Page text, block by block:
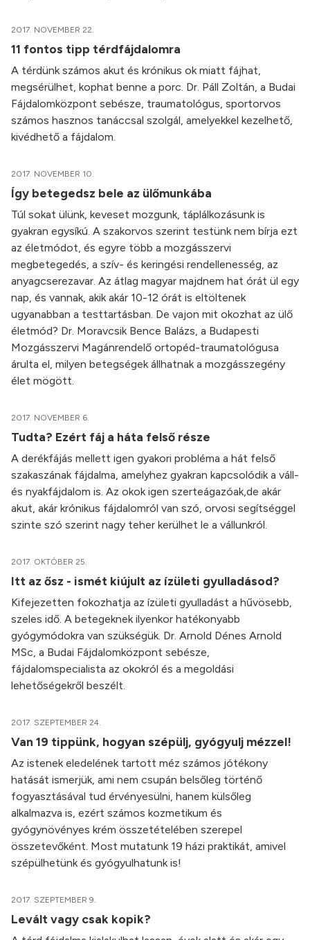
2017. NOVEMBER 22.
11 fontos tipp térdfájdalomra
A térdünk számos akut és krónikus ok miatt fájhat,
megsérülhet, kophat benne a porc. Dr. Páll Zoltán, a Budai
Fájdalomközpont sebésze, traumatológus, sportorvos
számos hasznos tanáccsal szolgál, amelyekkel kezelhető,
kivédhető a fájdalom.
2017. NOVEMBER 10.
Így betegedsz bele az ülőmunkába
Túl sokat ülünk, keveset mozgunk, táplálkozásunk is
gyakran egysíkú. A szakorvos szerint testünk nem bírja ezt
az életmódot, és egyre több a mozgásszervi
megbetegedés, a szív- és keringési rendellenesség, az
anyagcserezavar. Az átlag magyar majdnem hat órát ül egy
nap, és vannak, akik akár 10-12 órát is eltöltenek
ugyanabban a testtartásban. De vajon mit okozhat az ülő
életmód? Dr. Moravcsik Bence Balázs, a Budapesti
Mozgásszervi Magánrendelő ortopéd-traumatológusa
árulta el, milyen betegségek állhatnak a mozgásszegény
élet mögött.
2017. NOVEMBER 6.
Tudta? Ezért fáj a háta felső része
A derékfájás mellett igen gyakori probléma a hát felső
szakaszának fájdalma, amelyhez gyakran kapcsolódik a váll-
és nyakfájdalom is. Az okok igen szerteágazóak,de akár
akut, akár krónikus fájdalomról van szó, orvosi segítséggel
szinte szó szerint nagy teher kerülhet le a vállunkról.
2017. OKTÓBER 25.
Itt az ősz - ismét kiújult az ízületi gyulladásod?
Kifejezetten fokozhatja az ízületi gyulladást a hűvösebb,
szeles idő. A betegeknek ilyenkor hatékonyabb
gyógymódokra van szükségük. Dr. Arnold Dénes Arnold
MSc, a Budai Fájdalomközpont sebésze,
fájdalomspecialista az okokról és a megoldási
lehetőségekről beszélt.
2017. SZEPTEMBER 24.
Van 19 tippünk, hogyan szépülj, gyógyulj mézzel!
Az istenek eledelének tartott méz számos jótékony
hatását ismerjük, ami nem csupán belsőleg történő
fogyasztásával tud érvényesülni, hanem külsőleg
alkalmazva is, ezért számos kozmetikum és
gyógynövényes krém összetételében szerepel
összetevőként. Most mutatunk 19 házi praktikát, amivel
szépülhetünk és gyógyulhatunk is!
2017. SZEPTEMBER 9.
Levált vagy csak kopik?